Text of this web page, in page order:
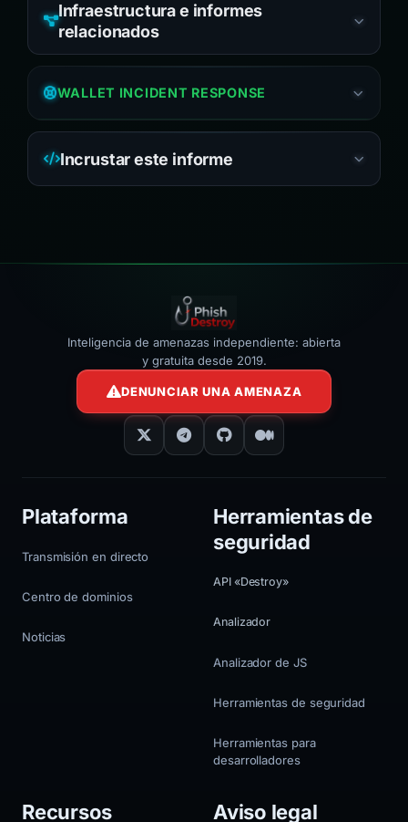
Infraestructura e informes
relacionados
WALLET INCIDENT RESPONSE
Incrustar este informe
Inteligencia de amenazas independiente: abierta
y gratuita desde 2019.
DENUNCIAR UNA AMENAZA
Plataforma
Transmisión en directo
Centro de dominios
Noticias
Herramientas de
seguridad
API «Destroy»
Analizador
Analizador de JS
Herramientas de seguridad
Herramientas para
desarrolladores
Recursos Aviso legal